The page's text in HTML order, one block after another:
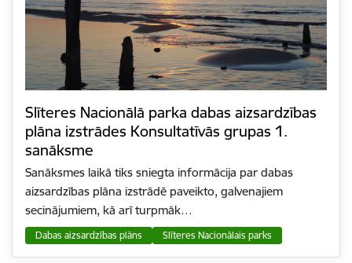
Slīteres Nacionālā parka dabas aizsardzības
plāna izstrādes Konsultatīvās grupas 1.
sanāksme
Sanāksmes laikā tiks sniegta informācija par dabas
aizsardzības plāna izstrādē paveikto, galvenajiem
secinājumiem, kā arī turpmāk…
Dabas aizsardzības plāns Slīteres Nacionālais parks